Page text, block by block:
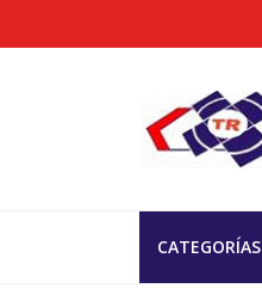
CATEGORÍAS